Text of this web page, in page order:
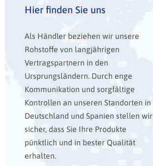
Hier finden Sie uns
Als Händler beziehen wir unsere
Rohstoffe von langjährigen
Vertragspartnern in den
Ursprungsländern. Durch enge
Kommunikation und sorgfältige
Kontrollen an unseren Standorten in
Deutschland und Spanien stellen wir
sicher, dass Sie Ihre Produkte
pünktlich und in bester Qualität
erhalten.